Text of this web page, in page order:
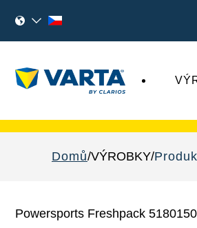
Domů VÝROBKY
Powersports Freshpack